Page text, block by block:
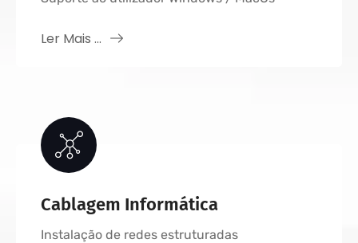
Ler Mais ...
Cablagem Informática
Instalação de redes estruturadas